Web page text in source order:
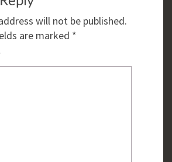
will not be published.
are marked *